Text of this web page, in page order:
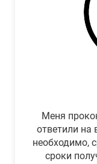
Меня
ответили на
необходимо,
сроки